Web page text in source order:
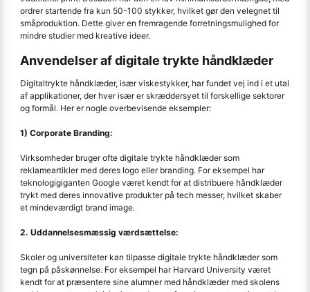
ordrer startende fra kun 50-100 stykker, hvilket gør den velegnet til
småproduktion. Dette giver en fremragende forretningsmulighed for
mindre studier med kreative ideer.
Anvendelser af digitale trykte håndklæder
Digitaltrykte håndklæder, især viskestykker, har fundet vej ind i et utal
af applikationer, der hver især er skræddersyet til forskellige sektorer
og formål. Her er nogle overbevisende eksempler:
1) Corporate Branding:
Virksomheder bruger ofte digitale trykte håndklæder som
reklameartikler med deres logo eller branding. For eksempel har
teknologigiganten Google været kendt for at distribuere håndklæder
trykt med deres innovative produkter på tech messer, hvilket skaber
et mindeværdigt brand image.
2. Uddannelsesmæssig værdsættelse:
Skoler og universiteter kan tilpasse digitale trykte håndklæder som
tegn på påskønnelse. For eksempel har Harvard University været
kendt for at præsentere sine alumner med håndklæder med skolens